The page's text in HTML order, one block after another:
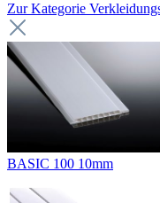
Zur Kategorie
BASIC 100 10mm